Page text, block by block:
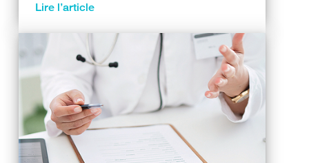
Lire l’article